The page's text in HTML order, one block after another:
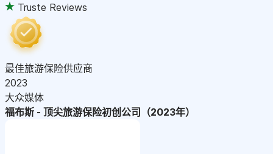
Truste Reviews
最佳旅游保险供应商
2023
大众媒体
福布斯 - 顶尖旅游保险初创公司（2023年）